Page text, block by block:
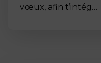
vœux, afin t’intég…